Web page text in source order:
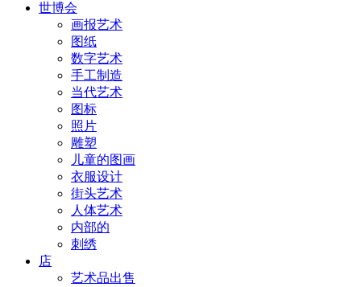
世博会
画报艺术
图纸
数字艺术
手工制造
当代艺术
图标
照片
雕塑
儿童的图画
衣服设计
街头艺术
人体艺术
内部的
刺绣
店
艺术品出售